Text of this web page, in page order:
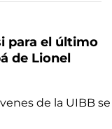
para el último
de Lionel